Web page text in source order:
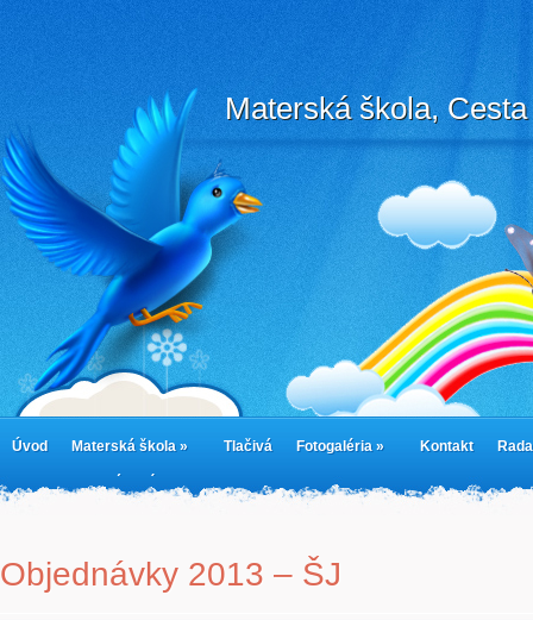
Materská škola,
Úvod Materská škola » Tlačivá Fotogaléria » Kontakt
cookies Jedálny lístok Cookie Policy
Objednávky 2013 – ŠJ